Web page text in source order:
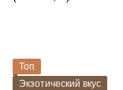
Топ
Экзотический вкус